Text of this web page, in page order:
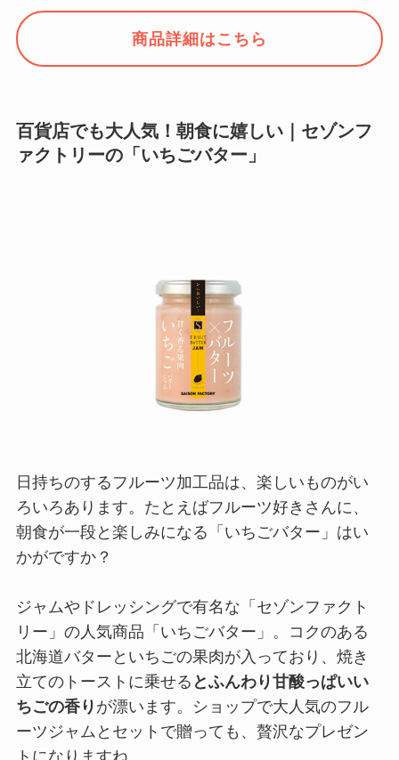
商品詳細はこちら
百貨店でも大人気！朝食に嬉しい｜セゾンフ
ァクトリーの「いちごバター」
日持ちのするフルーツ加工品は、楽しいものがい
ろいろあります。たとえばフルーツ好きさんに、
朝食が一段と楽しみになる「いちごバター」はい
かがですか？
ジャムやドレッシングで有名な「セゾンファクト
リー」の人気商品「いちごバター」。コクのある
北海道バターといちごの果肉が入っており、焼き
立てのトーストに乗せる とふんわり甘酸っぱいい
ちごの香り が漂います。ショップで大人気のフル
ーツジャムとセットで贈っても、贅沢なプレゼン
トになりますね。